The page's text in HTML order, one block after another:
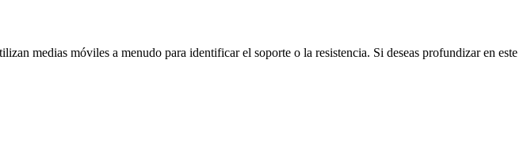
medias móviles a menudo para identificar el soporte o la resistencia. Si deseas profundizar en este